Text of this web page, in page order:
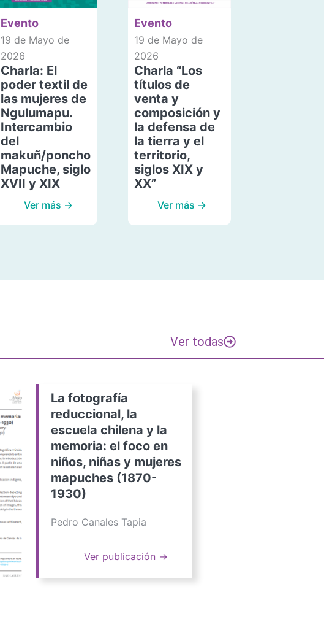
Evento
19 de Mayo de
2026
Charla: El
poder textil de
las mujeres de
Ngulumapu.
Intercambio
del
makuñ/poncho
Mapuche, siglo
XVII y XIX
Ver más →
Evento
19 de Mayo de
2026
Charla “Los
títulos de
venta y
composición y
la defensa de
la tierra y el
territorio,
siglos XIX y
XX”
Ver más →
Ver todas
La fotografía
reduccional, la
escuela chilena y la
memoria: el foco en
niños, niñas y mujeres
mapuches (1870-
1930)
Pedro Canales Tapia
Ver publicación →